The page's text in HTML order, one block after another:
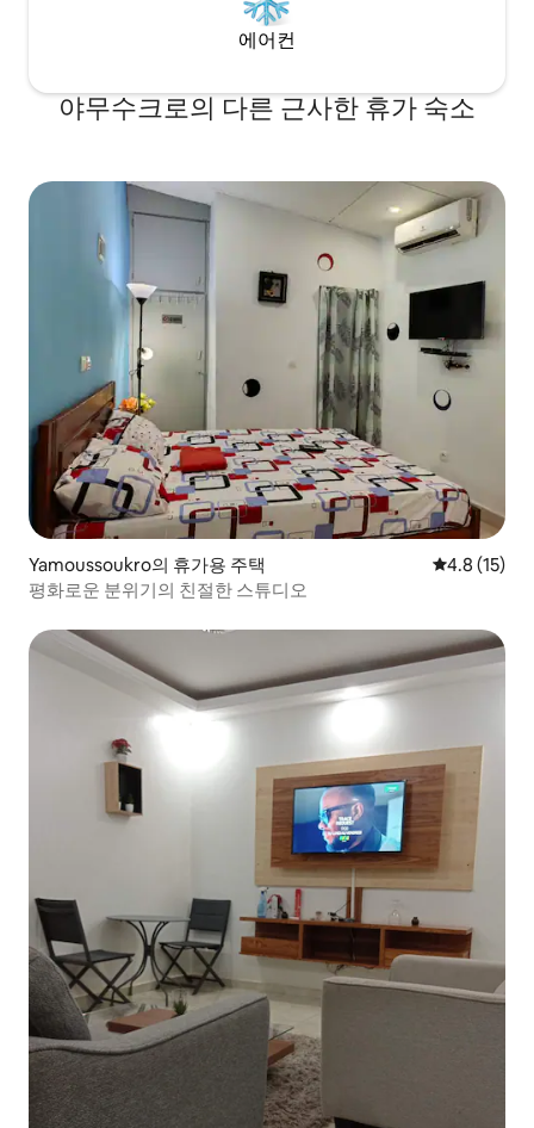
에어컨
야무수크로의 다른 근사한 휴가 숙소
Yamoussoukro의 휴가용 주택 평점 4.8점
4.8 (15)
평화로운 분위기의 친절한 스튜디오